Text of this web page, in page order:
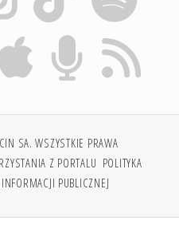
SA. WSZYSTKIE PRAWA
Z PORTALU POLITYKA
PUBLICZNEJ